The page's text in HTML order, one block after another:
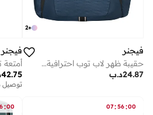
+
2
فيجنر
حقيبة ظهر لاب توب احترافية . بوصة مع جيب تابلت أزرق
د.ب24.87
فيجنر
42.75
توصيل
07:56:00
:00